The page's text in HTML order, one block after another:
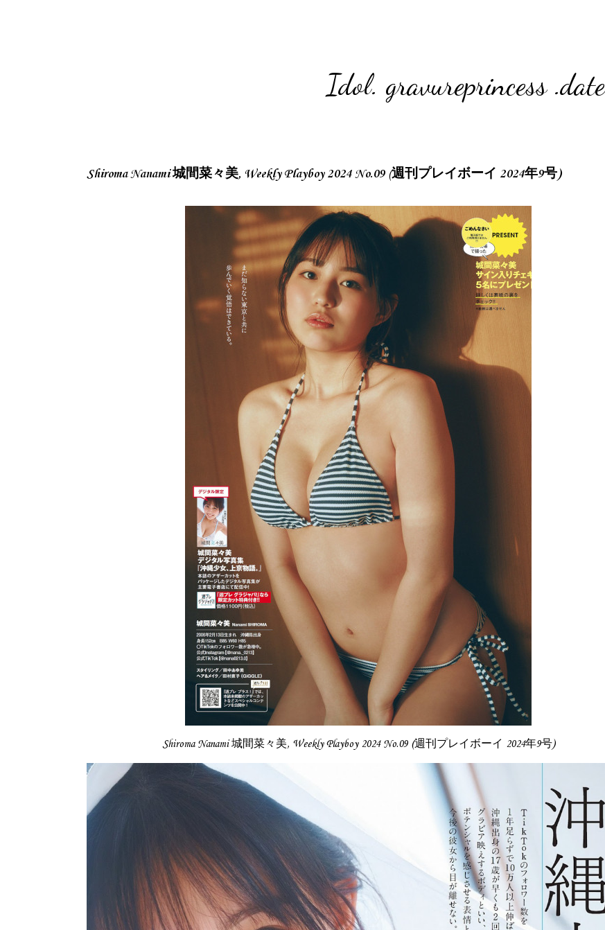
Idol. gravureprincess .date
Shiroma Nanami 城間菜々美, Weekly Playboy 2024 No.09 (週刊プレイボーイ 2024年9号)
Shiroma Nanami 城間菜々美, Weekly Playboy 2024 No.09 (週刊プレイボーイ 2024年9号)